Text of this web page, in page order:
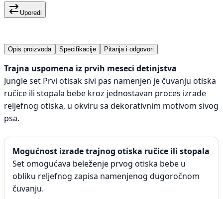
Uporedi
Opis proizvoda Specifikacije Pitanja i odgovori
Trajna uspomena iz prvih meseci detinjstva
Jungle set Prvi otisak sivi pas namenjen je čuvanju otiska
ručice ili stopala bebe kroz jednostavan proces izrade
reljefnog otiska, u okviru sa dekorativnim motivom sivog
psa.
Mogućnost izrade trajnog otiska ručice ili stopala
Set omogućava beleženje prvog otiska bebe u
obliku reljefnog zapisa namenjenog dugoročnom
čuvanju.